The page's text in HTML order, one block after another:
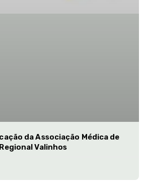
da Associação Médica de
Valinhos